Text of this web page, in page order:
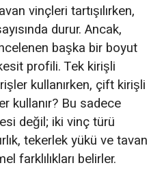
vinçleri tartışılırken,
durur. Ancak,
başka bir boyut
profili. Tek kirişli
kullanırken, çift kirişli
kullanır? Bu sadece
değil; iki vinç türü
tekerlek yükü ve tavan
farklılıkları belirler.